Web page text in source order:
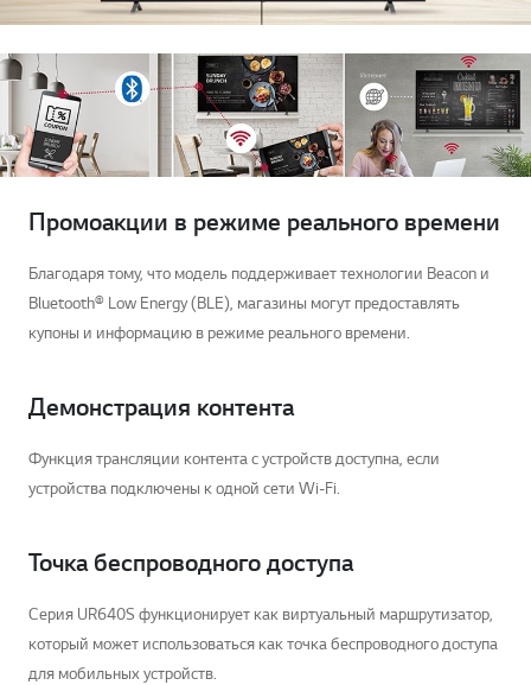
Промоакции в режиме реального времени
Благодаря тому, что модель поддерживает технологии Beacon и
Bluetooth® Low Energy (BLE), магазины могут предоставлять
купоны и информацию в режиме реального времени.
Демонстрация контента
Функция трансляции контента с устройств доступна, если
устройства подключены к одной сети Wi-Fi.
Точка беспроводного доступа
Серия UR640S функционирует как виртуальный маршрутизатор,
который может использоваться как точка беспроводного доступа
для мобильных устройств.